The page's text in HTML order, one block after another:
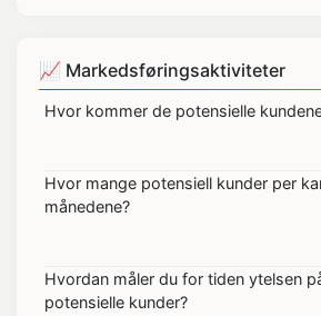
📈 Markedsføringsaktiviteter
Hvor kommer de potensielle
Hvor mange potensiell kunder per
månedene?
Hvordan måler du for tiden ytelsen
potensielle kunder?